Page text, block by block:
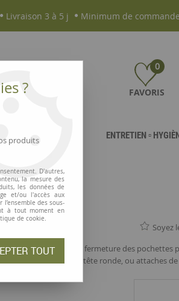
Livraison 3 à 5 j Minimum de
0
FAVORIS
ENTRETIEN ▫
Soyez
Pour renforcer la fermeture des pochettes
de 17 mm avec tête ronde, ou attaches
?
produits
D'autres,
la mesure des
les données de
et/ou l'accès aux
des sous-
à tout moment en
de cookie.
TOUT